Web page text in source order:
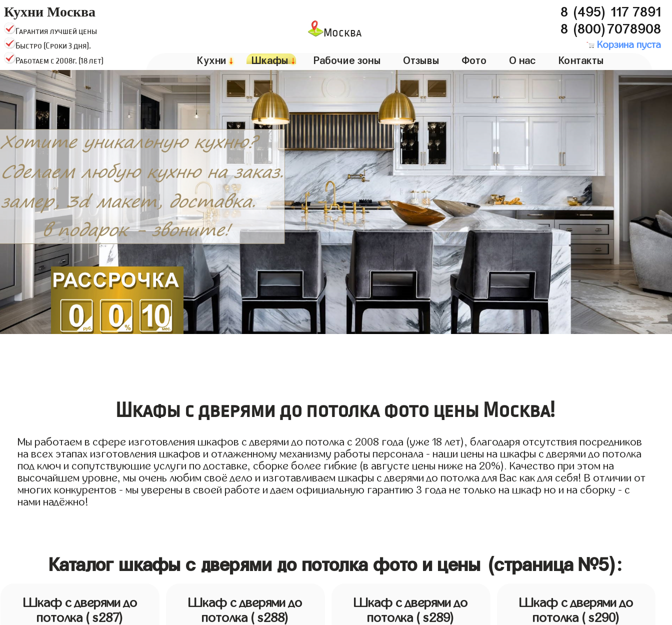
Кухни Москва
Гарантия лучшей цены
Быстро (Сроки 3 дня).
Работаем с 2008г. (18 лет)
Москва
8 (495) 117 7891
8 (800)7078908
Корзина пуста
Кухни↓ Шкафы↓ Рабочие зоны Отзывы Фото О нас Контакты
Шкафы с дверями до потолка фото цены Москва!
Мы работаем в сфере изготовления шкафов с дверями до потолка с 2008 года (уже 18 лет), благодаря отсутствия посредников
на всех этапах изготовления шкафов и отлаженному механизму работы персонала - наши цены на шкафы с дверями до потолка
под ключ и сопутствующие услуги по доставке, сборке более гибкие (в августе цены ниже на 20%). Качество при этом на
высочайшем уровне, мы очень любим своё дело и изготавливаем шкафы с дверями до потолка для Вас как для себя! В отличии от
многих конкурентов - мы уверены в своей работе и даем официальную гарантию 3 года не только на шкаф но и на сборку - с
нами надёжно!
Каталог шкафы с дверями до потолка фото и цены (страница №5):
Шкаф с дверями до
потолка ( s287)
Шкаф с дверями до
потолка ( s288)
Шкаф с дверями до
потолка ( s289)
Шкаф с дверями до
потолка ( s290)